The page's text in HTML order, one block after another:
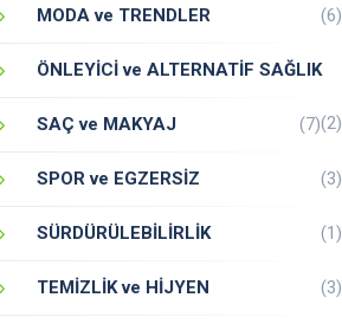
MODA ve TRENDLER (6)
ÖNLEYİCİ ve ALTERNATİF SAĞLIK
(2)
SAÇ ve MAKYAJ (7)
SPOR ve EGZERSİZ (3)
SÜRDÜRÜLEBİLİRLİK (1)
TEMİZLİK ve HİJYEN (3)